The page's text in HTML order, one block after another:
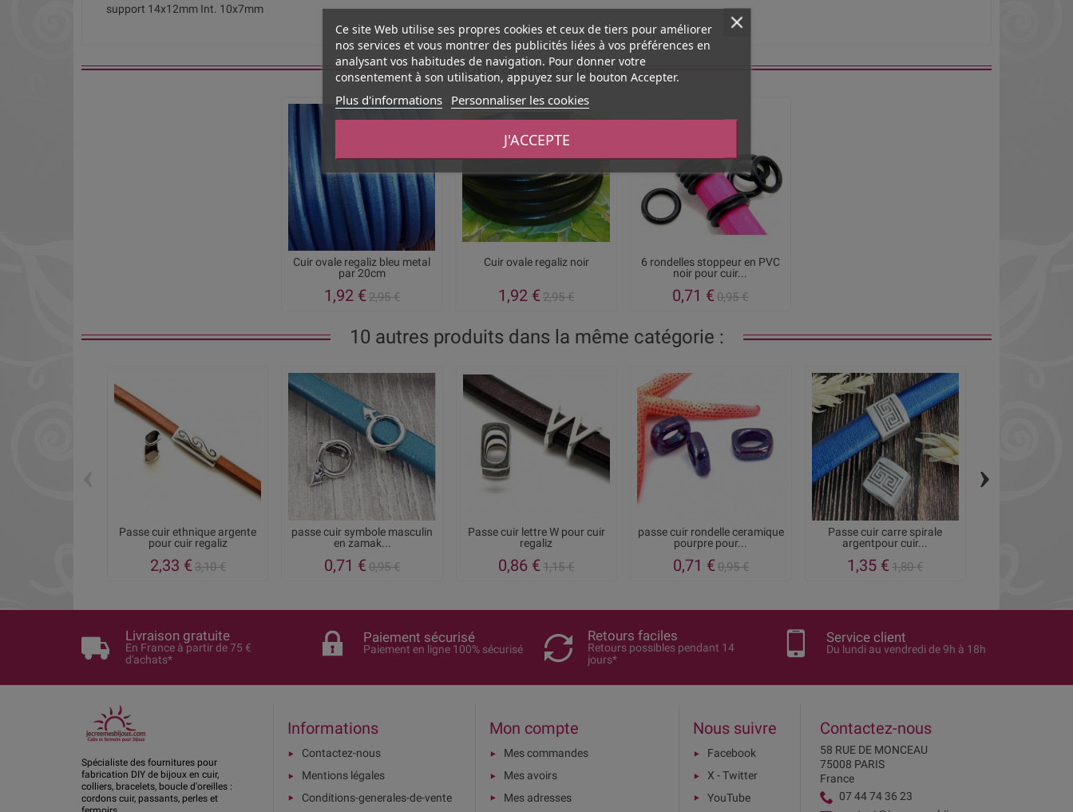
support 14x12mm Int. 10x7mm
Vous aimerez aussi
Cuir ovale regaliz bleu metal
par 20cm
1,92 €2,95 €
Cuir ovale regaliz noir
1,92 €2,95 €
6 rondelles stoppeur en PVC
noir pour cuir...
0,71 € 0,95 €
10 autres produits dans la même catégorie :
Passe cuir ethnique argente
pour cuir regaliz
2,33 €3,10 €
passe cuir symbole masculin
en zamak...
0,71 €0,95 €
Passe cuir lettre W pour cuir
regaliz
0,86 € 1,15 €
passe cuir rondelle ceramique
pourpre pour...
0,71 €0,95 €
Passe cuir carre spirale
argentpour cuir...
1,35 €1,80 €
›
Livraison gratuite
En France à partir de 75 €
d'achats*
Paiement sécurisé
Paiement en ligne 100% sécurisé
Retours faciles
Retours possibles pendant 14
jours*
Service client
Du lundi au vendredi de 9h à 18h
Spécialiste des fournitures pour
fabrication DIY de bijoux en cuir,
colliers, bracelets, boucle d'oreilles :
cordons cuir, passants, perles et
Informations
Contactez-nous
Mentions légales
Conditions-generales-de-vente
Mon compte
Mes commandes
Mes avoirs
Mes adresses
Nous suivre
Facebook
X - Twitter
YouTube
Contactez-nous
58 RUE DE MONCEAU
75008 PARIS
France
07 44 74 36 23
Ce site Web utilise ses propres cookies et ceux de tiers pour améliorer
nos services et vous montrer des publicités liées à vos préférences en
analysant vos habitudes de navigation. Pour donner votre
consentement à son utilisation, appuyez sur le bouton Accepter.
Plus d'informations Personnaliser les cookies
J'ACCEPTE